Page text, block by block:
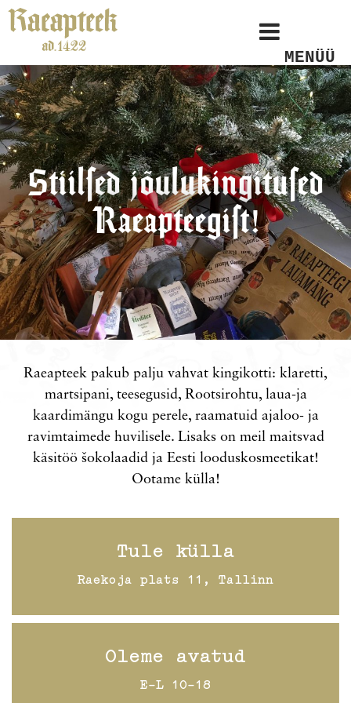
MENÜÜ
Stiilsed jõulukingitused
Raeapteegist!
Raeapteek pakub palju vahvat kingikotti: klaretti,
martsipani, teesegusid, Rootsirohtu, laua-ja
kaardimängu kogu perele, raamatuid ajaloo- ja
ravimtaimede huvilisele. Lisaks on meil maitsvad
käsitöö šokolaadid ja Eesti looduskosmeetikat!
Ootame külla!
Tule külla
Raekoja plats 11, Tallinn
Oleme avatud
E-L 10-18